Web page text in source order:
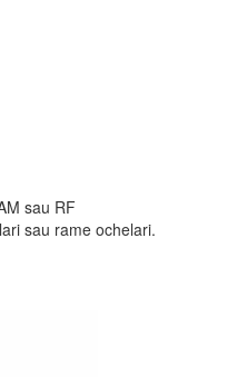
sau RF
sau rame ochelari.